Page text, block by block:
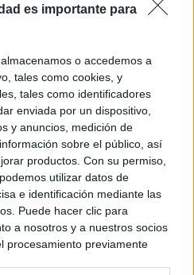
es importante para
o accedemos a
tales como cookies, y
tales como identificadores
enviada por un dispositivo,
y anuncios, medición de
sobre el público, así
productos. Con su permiso,
utilizar datos de
e identificación mediante las
Puede hacer clic para
a nosotros y a nuestros socios
procesamiento previamente